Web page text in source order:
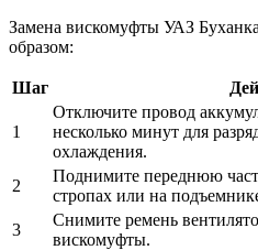
Замена вискомуфты УАЗ
образом:
Шаг
1
Отключите провод
несколько минут для
охлаждения.
2
Поднимите переднюю
стропах или на
3
Снимите ремень
вискомуфты.